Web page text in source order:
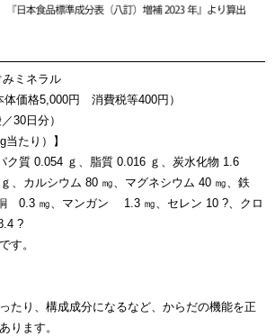
みミネラル
価格5,000円 消費税等400円）
30日分）
当たり）】
ク質 0.054 ｇ、脂質 0.016 ｇ、炭水化物 1.6
、カルシウム 80 ㎎、マグネシウム 40 ㎎、鉄
0.3 ㎎、マンガン 1.3 ㎎、セレン 10 ?、クロ
?
す。
たり、構成成分になるなど、からだの機能を正
ります。